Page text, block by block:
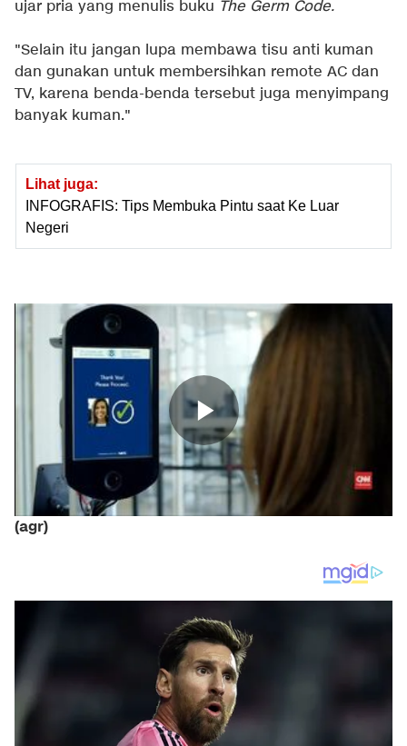
ujar pria yang menulis buku The Germ Code.
"Selain itu jangan lupa membawa tisu anti kuman
dan gunakan untuk membersihkan remote AC dan
TV, karena benda-benda tersebut juga menyimpang
banyak kuman."
Lihat juga:
INFOGRAFIS: Tips Membuka Pintu saat Ke Luar
Negeri
(agr)